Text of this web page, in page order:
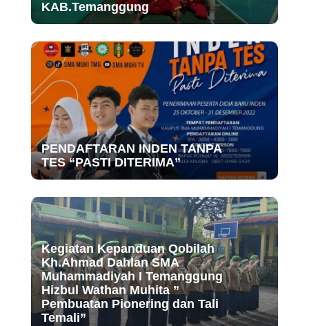
KAB.Temanggung
PENDAFTARAN INDEN TANPA
TES “PASTI DITERIMA”
Kegiatan Kepanduan Qobilah
Kh.Ahmad Dahlan SMA
Muhammadiyah I Temanggung
Hizbul Wathan Muhita ”
Pembuatan Pionering dan Tali
Temali”